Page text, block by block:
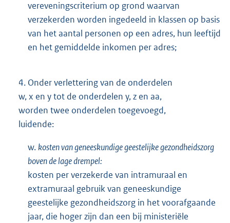
vereveningscriterium op grond waarvan
verzekerden worden ingedeeld in klassen op basis
van het aantal personen op een adres, hun leeftijd
en het gemiddelde inkomen per adres;
4. Onder verlettering van de onderdelen
w, x en y tot de onderdelen y, z en aa,
worden twee onderdelen toegevoegd,
luidende:
w. kosten van geneeskundige geestelijke gezondheidszorg
boven de lage drempel:
kosten per verzekerde van intramuraal en
extramuraal gebruik van geneeskundige
geestelijke gezondheidszorg in het voorafgaande
jaar, die hoger zijn dan een bij ministeriële